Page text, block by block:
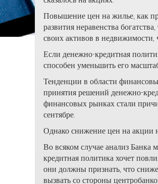
Повышение цен на жилье, как
развития неравенства
своих активов в недвижимости,
Если денежно-кредитная
способен уменьшить его
Тенденции в области
принятия решений денежно-
финансовых рынках стали
сентябре.
Однако снижение цен на акции
Во всяком случае анализ Банка
кредитная политика хочет
они должны признать, что
вызвать со стороны